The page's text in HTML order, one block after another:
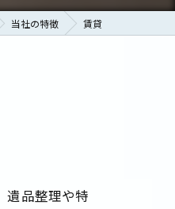
当社の特徴 賃貸
遺品整理や特